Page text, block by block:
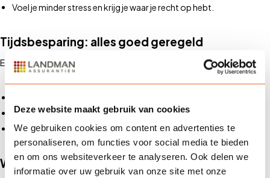
Deze website maakt gebruik van cookies
We gebruiken cookies om content en advertenties te
personaliseren, om functies voor social media te bieden
en om ons websiteverkeer te analyseren. Ook delen we
informatie over uw gebruik van onze site met onze
Voel je minder stress en krijg je waar je recht op hebt.
Tijdsbesparing: alles goed geregeld
Een tussenpersoon bespaart tijd en voorkomt fouten. Wij:
Houden je polis up-to-date bij veranderingen.
Besparen je tijd en geven je zekerheid.
Waarom Landman Assurantiën?